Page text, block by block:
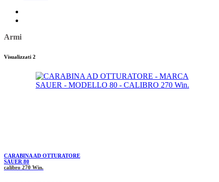
Armi
Visualizzati 2
CARABINA AD OTTURATORE
SAUER 80
calibro 270 Win.